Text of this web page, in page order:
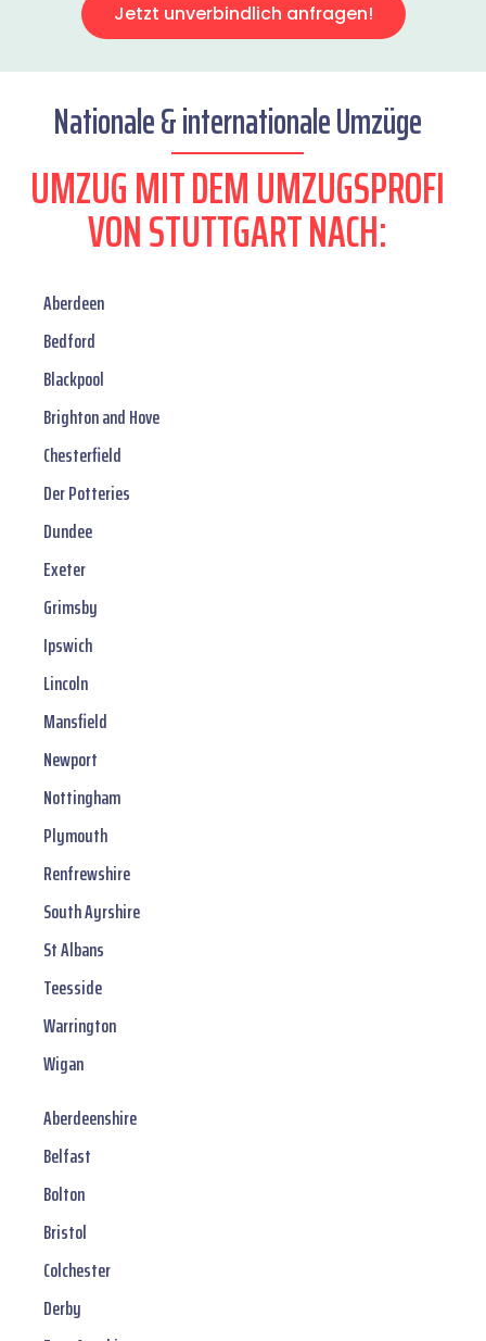
Jetzt unverbindlich anfragen!
Nationale & internationale Umzüge
UMZUG MIT DEM UMZUGSPROFI
VON STUTTGART NACH:
Aberdeen
Bedford
Blackpool
Brighton and Hove
Chesterfield
Der Potteries
Dundee
Exeter
Grimsby
Ipswich
Lincoln
Mansfield
Newport
Nottingham
Plymouth
Renfrewshire
South Ayrshire
St Albans
Teesside
Warrington
Wigan
Aberdeenshire
Belfast
Bolton
Bristol
Colchester
Derby